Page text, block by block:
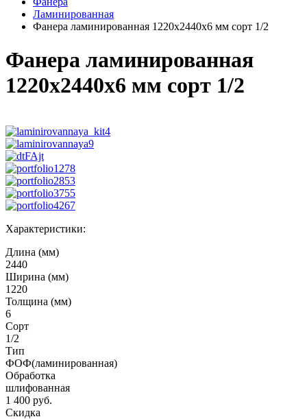
Ламинированная
Фанера ламинированная 1220x2440x6 мм сорт 1/2
Фанера ламинированная
1220x2440x6 мм сорт 1/2
Характеристики:
Длина (мм)
2440
Ширина (мм)
1220
Толщина (мм)
6
Сорт
1/2
Тип
ФОФ(ламинированная)
Обработка
шлифованная
1 400 руб.
Скидка